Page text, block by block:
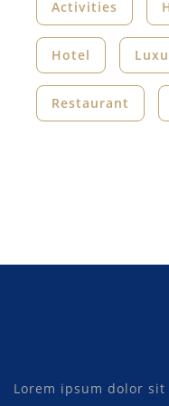
Activities
Hotel
Restaurant
Lorem ipsum dolor